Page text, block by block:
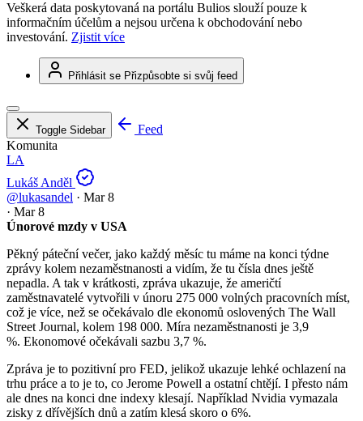
Veškerá data poskytovaná na portálu Bulios slouží pouze k
informačním účelům a nejsou určena k obchodování nebo
investování. Zjistit více
Přihlásit se Přizpůsobte si svůj feed
Toggle Sidebar
Feed
Komunita
LA
Lukáš Anděl
@lukasandel · Mar 8
· Mar 8
Únorové mzdy v USA
Pěkný páteční večer, jako každý měsíc tu máme na konci týdne
zprávy kolem nezaměstnanosti a vidím, že tu čísla dnes ještě
nepadla. A tak v krátkosti, zpráva ukazuje, že američtí
zaměstnavatelé vytvořili v únoru 275 000 volných pracovních míst,
což je více, než se očekávalo dle ekonomů oslovených The Wall
Street Journal, kolem 198 000. Míra nezaměstnanosti je 3,9
%. Ekonomové očekávali sazbu 3,7 %.
Zpráva je to pozitivní pro FED, jelikož ukazuje lehké ochlazení na
trhu práce a to je to, co Jerome Powell a ostatní chtějí. I přesto nám
ale dnes na konci dne indexy klesají. Například Nvidia vymazala
zisky z dřívějších dnů a zatím klesá skoro o 6%.